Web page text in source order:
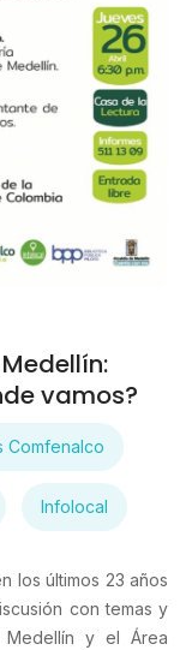
vamos?
Comfenalco
Infolocal
los últimos 23 años
con temas y
Medellín y el Área